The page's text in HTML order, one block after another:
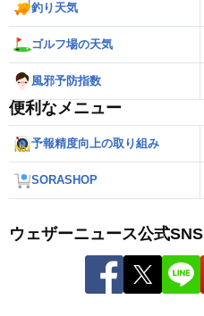
釣り天気
ゴルフ場の天気
風邪予防指数
便利なメニュー
予報精度向上の取り組み
SORASHOP
ウェザーニュース公式SNS